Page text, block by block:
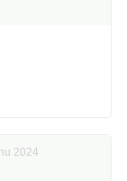
2024